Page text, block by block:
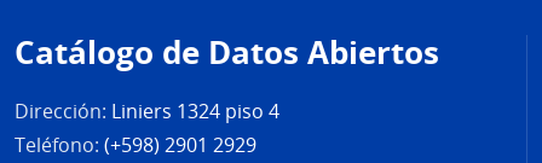
de
página
Catálogo de Datos Abiertos
Dirección: Liniers 1324 piso 4
Teléfono: (+598) 2901 2929